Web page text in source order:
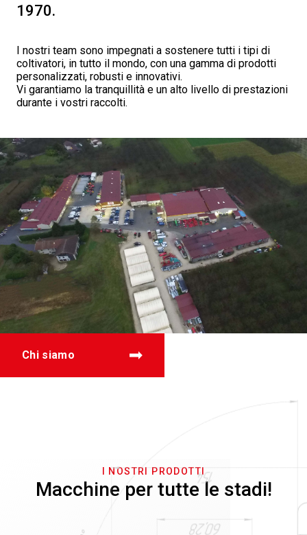
1970.
I nostri team sono impegnati a sostenere tutti i tipi di
coltivatori, in tutto il mondo, con una gamma di prodotti
personalizzati, robusti e innovativi.
Vi garantiamo la tranquillità e un alto livello di prestazioni
durante i vostri raccolti.
Chi siamo
I NOSTRI PRODOTTI
Macchine per tutte le stadi!